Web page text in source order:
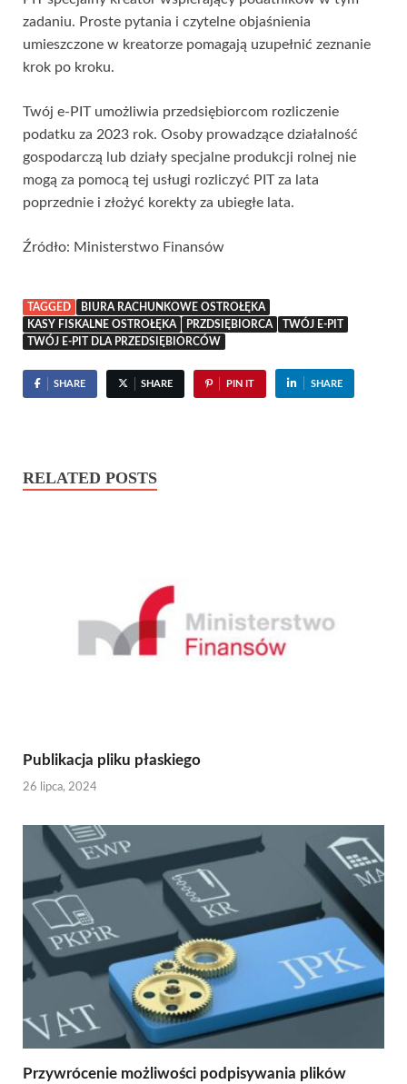
zadaniu. Proste pytania i czytelne objaśnienia
umieszczone w kreatorze pomagają uzupełnić zeznanie
krok po kroku.
Twój e-PIT umożliwia przedsiębiorcom rozliczenie
podatku za 2023 rok. Osoby prowadzące działalność
gospodarczą lub działy specjalne produkcji rolnej nie
mogą za pomocą tej usługi rozliczyć PIT za lata
poprzednie i złożyć korekty za ubiegłe lata.
Źródło: Ministerstwo Finansów
TAGGED
BIURA RACHUNKOWE OSTROŁĘKA
KASY FISKALNE OSTROŁĘKA
PRZDSIĘBIORCA
TWÓJ E-PIT
TWÓJ E-PIT DLA PRZEDSIĘBIORCÓW
SHARE SHARE PIN IT SHARE
RELATED POSTS
Publikacja pliku płaskiego
26 lipca, 2024
Przywrócenie możliwości podpisywania plików